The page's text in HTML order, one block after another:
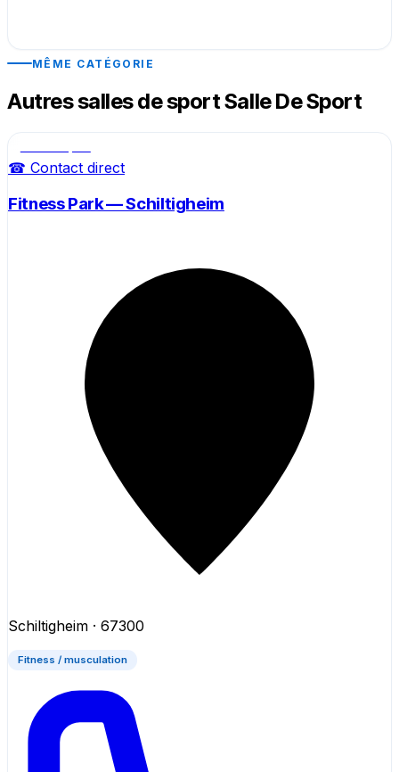
MÊME CATÉGORIE
Autres salles de sport Salle De Sport
☎ Contact direct
Fitness Park — Schiltigheim
Schiltigheim · 67300
Fitness / musculation